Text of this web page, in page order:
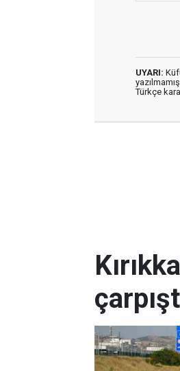
UYARI:
yazılmamış,
Türkçe